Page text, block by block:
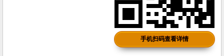
手机扫码查看详情